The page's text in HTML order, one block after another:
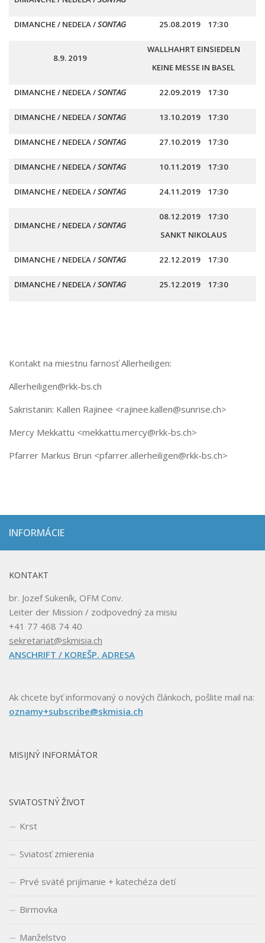
DIMANCHE / NEDEĽA/SONTAG 25.08.2019 17:30
8.9. 2019
WALLHAHRT EINSIEDELN
KEINE MESSE IN BASEL
DIMANCHE / NEDEĽA/SONTAG 22.09.2019 17:30
DIMANCHE / NEDEĽA/SONTAG 13.10.2019 17:30
DIMANCHE / NEDEĽA/SONTAG 27.10.2019 17:30
DIMANCHE / NEDEĽA/SONTAG 10.11.2019 17:30
DIMANCHE / NEDEĽA/SONTAG 24.11.2019 17:30
DIMANCHE / NEDEĽA/SONTAG
08.12.2019 17:30
SANKT NIKOLAUS
DIMANCHE / NEDEĽA/SONTAG 22.12.2019 17:30
DIMANCHE / NEDEĽA/SONTAG 25.12.2019 17:30
Kontakt na miestnu farnosť Allerheiligen:
Allerheiligen@rkk-bs.ch
Sakristanin: Kallen Rajinee <rajinee.kallen@sunrise.ch>
Mercy Mekkattu <mekkattu.mercy@rkk-bs.ch>
Pfarrer Markus Brun <pfarrer.allerheiligen@rkk-bs.ch>
INFORMÁCIE
KONTAKT
br. Jozef Sukeník, OFM Conv.
Leiter der Mission / zodpovedný za misiu
+41 77 468 74 40
sekretariat@skmisia.ch
ANSCHRIFT / KOREŠP. ADRESA
Ak chcete byť informovaný o nových článkoch, pošlite mail na:
oznamy+subscribe@skmisia.ch
MISIJNÝ INFORMÁTOR
SVIATOSTNÝ ŽIVOT
Krst
Sviatosť zmierenia
Prvé sväté prijímanie + katechéza detí
Birmovka
Manželstvo